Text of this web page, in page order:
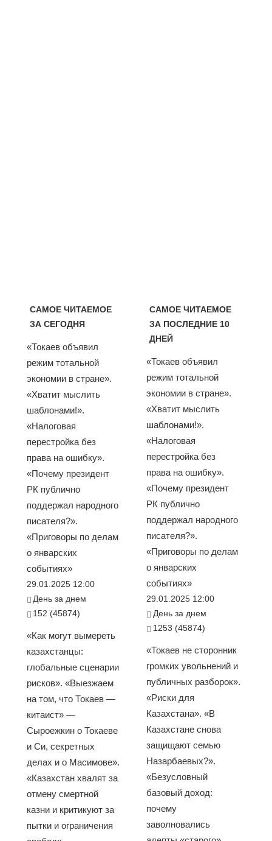
САМОЕ ЧИТАЕМОЕ
ЗА СЕГОДНЯ
«Токаев объявил
режим тотальной
экономии в стране».
«Хватит мыслить
шаблонами!».
«Налоговая
перестройка без
права на ошибку».
«Почему президент
РК публично
поддержал народного
писателя?».
«Приговоры по делам
о январских
событиях»
29.01.2025 12:00
День за днем
152 (45874)
«Как могут вымереть
казахстанцы:
глобальные сценарии
рисков». «Выезжаем
на том, что Токаев —
китаист» —
Сыроежкин о Токаеве
и Си, секретных
делах и о Масимове».
«Казахстан хвалят за
отмену смертной
казни и критикуют за
пытки и ограничения
САМОЕ ЧИТАЕМОЕ
ЗА ПОСЛЕДНИЕ 10
ДНЕЙ
«Токаев объявил
режим тотальной
экономии в стране».
«Хватит мыслить
шаблонами!».
«Налоговая
перестройка без
права на ошибку».
«Почему президент
РК публично
поддержал народного
писателя?».
«Приговоры по делам
о январских
событиях»
29.01.2025 12:00
День за днем
1253 (45874)
«Токаев не сторонник
громких увольнений и
публичных разборок».
«Риски для
Казахстана». «В
Казахстане снова
защищают семью
Назарбаевых?».
«Безусловный
базовый доход:
почему
заволновались